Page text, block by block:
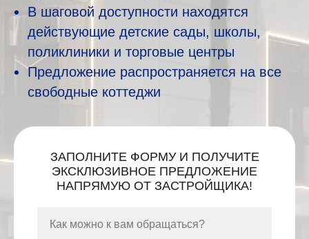
В шаговой доступности находятся
действующие детские сады, школы,
поликлиники и торговые центры
Предложение распространяется на все
свободные коттеджи
ЗАПОЛНИТЕ ФОРМУ И ПОЛУЧИТЕ
ЭКСКЛЮЗИВНОЕ ПРЕДЛОЖЕНИЕ
НАПРЯМУЮ ОТ ЗАСТРОЙЩИКА!